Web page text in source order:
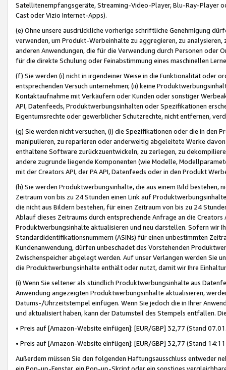
Satellitenempfangsgeräte, Streaming-Video-Player, Blu-Ray-Player
Cast oder Vizio Internet-Apps).
(e) Ohne unsere ausdrückliche vorherige schriftliche Genehmigung
verwenden, um Produkt-Werbeinhalte zu aggregieren, zu
anderen Anwendungen, die für die Verwendung durch Personen
für die direkte Schulung oder Feinabstimmung eines maschinellen
(f) Sie werden (i) nicht in irgendeiner Weise in die Funktionalität oder
entsprechenden Versuch unternehmen; (ii) keine
Kontaktaufnahme mit Verkäufern oder Kunden oder sonstiger
API, Datenfeeds, Produktwerbungsinhalten oder Spezifikationen
Eigentumsrechte oder gewerblicher Schutzrechte, nicht entfernen,
(g) Sie werden nicht versuchen, (i) die Spezifikationen oder die in
manipulieren, zu reparieren oder anderweitig abgeleitete Werke
enthaltene Software zurückzuentwickeln, zu zerlegen, zu
andere zugrunde liegende Komponenten (wie Modelle,
mit der Creators API, der PA API, Datenfeeds oder in den Produkt
(h) Sie werden Produktwerbungsinhalte, die aus einem Bild bestehen,
Zeitraum von bis zu 24 Stunden einen Link auf
die nicht aus Bildern bestehen, für einen Zeitraum von bis zu 24
Ablauf dieses Zeitraums durch entsprechende Anfrage an die
Produktwerbungsinhalte aktualisieren und neu darstellen. Sofern wir
Standardidentifikationsnummern (ASINs) für einen unbestimmten
Kundenanwendung, dürfen unbeschadet des Vorstehenden
Zwischenspeicher abgelegt werden. Auf unser Verlangen werden Sie
die Produktwerbungsinhalte enthält oder nutzt, damit wir Ihre
(i) Wenn Sie seltener als stündlich Produktwerbungsinhalte aus
Anwendung angezeigten Produktwerbungsinhalte aktualisieren,
Datums-/Uhrzeitstempel einfügen. Wenn Sie jedoch die in Ihrer
und aktualisiert haben, kann der Datumsteil des Stempels entfallen.
• Preis auf [Amazon-Website einfügen]: [EUR/GBP] 32,77 (Stand
• Preis auf [Amazon-Website einfügen]: [EUR/GBP] 32,77 (Stand
Außerdem müssen Sie den folgenden Haftungsausschluss entweder
ein Pop-up-Fenster, ein Pop-up-Skript oder ein sonstiges